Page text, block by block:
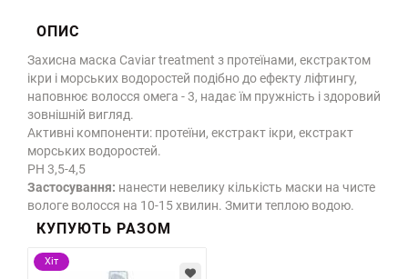
ОПИС
Захисна маска Caviar treatment з протеїнами, екстрактом
ікри і морських водоростей подібно до ефекту ліфтингу,
наповнює волосся омега - 3, надає їм пружність і здоровий
зовнішній вигляд.
Активні компоненти: протеїни, екстракт ікри, екстракт
морських водоростей.
PH 3,5-4,5
Застосування: нанести невелику кількість маски на чисте
вологе волосся на 10-15 хвилин. Змити теплою водою.
КУПУЮТЬ РАЗОМ
Хіт